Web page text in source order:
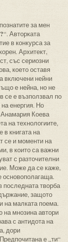
за мен
“. Авторката
в конкурса за
Архитект,
със сериозни
което оставя
включени нейни
е нейна, но не
се е възползвал по
енергия. Но
Анамария Коева
на технологиите,
в книгата на
се и моменти на
в които са важни
с разточителни
Може да се каже,
основополагаща.
последната творба
защото
на малката поема.
на мнозина автори
с антидота на
дори
е „ти“